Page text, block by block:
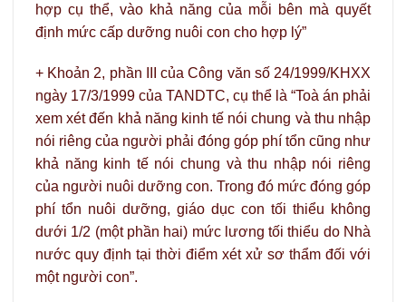
hợp cụ thể, vào khả năng của mỗi bên mà quyết
định mức cấp dưỡng nuôi con cho hợp lý”
+ Khoản 2, phần III của Công văn số 24/1999/KHXX
ngày 17/3/1999 của TANDTC, cụ thể là “Toà án phải
xem xét đến khả năng kinh tế nói chung và thu nhập
nói riêng của người phải đóng góp phí tổn cũng như
khả năng kinh tế nói chung và thu nhập nói riêng
của người nuôi dưỡng con. Trong đó mức đóng góp
phí tổn nuôi dưỡng, giáo dục con tối thiểu không
dưới 1/2 (một phần hai) mức lương tối thiểu do Nhà
nước quy định tại thời điểm xét xử sơ thẩm đối với
một người con”.